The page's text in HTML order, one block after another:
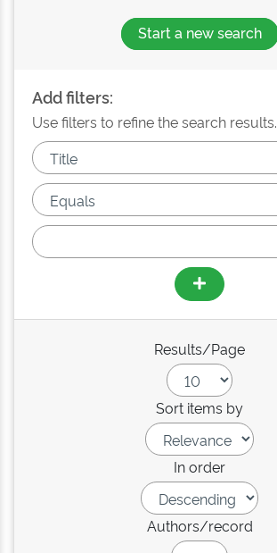
Start a new search
Add filters:
Use filters to refine the search results.
Results/Page
Sort items by
In order
Authors/record